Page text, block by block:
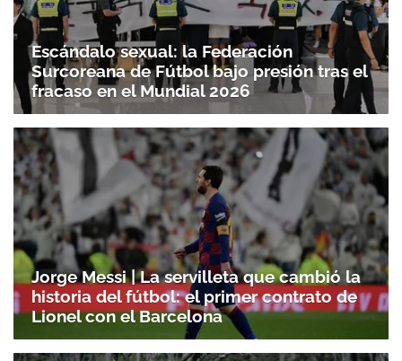
Gracias por suscribirte a nuestro boletín.
Escándalo sexual: la Federación
Surcoreana de Fútbol bajo presión tras el
fracaso en el Mundial 2026
Jorge Messi | La servilleta que cambió la
historia del fútbol: el primer contrato de
Lionel con el Barcelona